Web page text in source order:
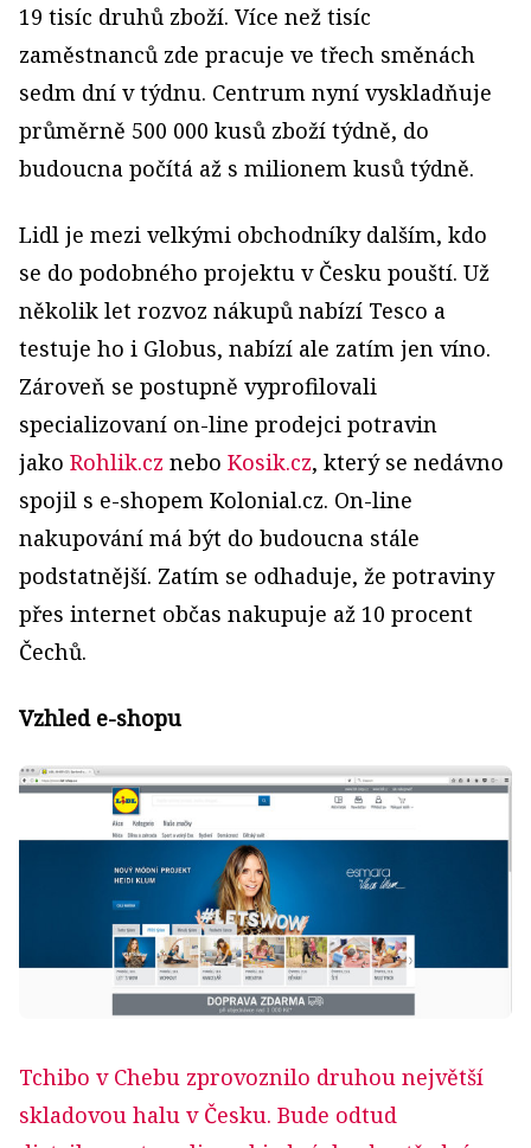
19 tisíc druhů zboží. Více než tisíc
zaměstnanců zde pracuje ve třech směnách
sedm dní v týdnu. Centrum nyní vyskladňuje
průměrně 500 000 kusů zboží týdně, do
budoucna počítá až s milionem kusů týdně.
Lidl je mezi velkými obchodníky dalším, kdo
se do podobného projektu v Česku pouští. Už
několik let rozvoz nákupů nabízí Tesco a
testuje ho i Globus, nabízí ale zatím jen víno.
Zároveň se postupně vyprofilovali
specializovaní on-line prodejci potravin
jako Rohlik.cz nebo Kosik.cz, který se nedávno
spojil s e-shopem Kolonial.cz. On-line
nakupování má být do budoucna stále
podstatnější. Zatím se odhaduje, že potraviny
přes internet občas nakupuje až 10 procent
Čechů.
Vzhled e-shopu
Tchibo v Chebu zprovoznilo druhou největší
skladovou halu v Česku. Bude odtud